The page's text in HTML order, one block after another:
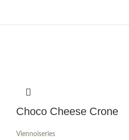
Choco Cheese Crone
Viennoiseries